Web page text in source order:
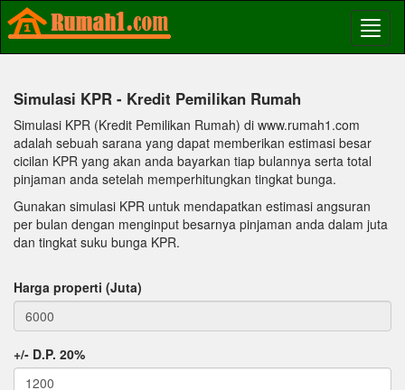
Simulasi KPR - Kredit Pemilikan Rumah
Simulasi KPR (Kredit Pemilikan Rumah) di www.rumah1.com
adalah sebuah sarana yang dapat memberikan estimasi besar
cicilan KPR yang akan anda bayarkan tiap bulannya serta total
pinjaman anda setelah memperhitungkan tingkat bunga.
Gunakan simulasi KPR untuk mendapatkan estimasi angsuran
per bulan dengan menginput besarnya pinjaman anda dalam juta
dan tingkat suku bunga KPR.
Harga properti (Juta)
+/- D.P. 20%